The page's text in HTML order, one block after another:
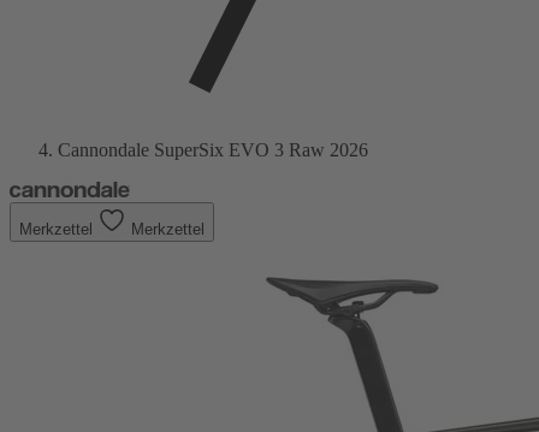
Cannondale SuperSix EVO 3 Raw 2026
Merkzettel Merkzettel